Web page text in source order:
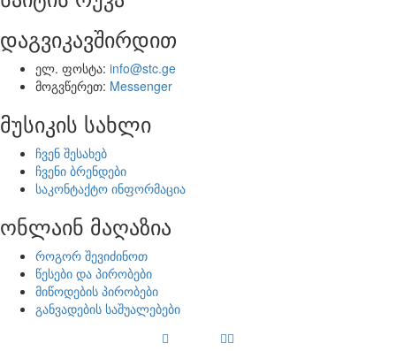
დაგვიკავშირდით
ელ. ფოსტა: info@stc.ge
მოგვწერეთ: Messenger
მუსიკის სახლი
ჩვენ შესახებ
ჩვენი ბრენდები
საკონტაქტო ინფორმაცია
ონლაინ მაღაზია
როგორ შევიძინოთ
წესები და პირობები
მიწოდების პირობები
განვადების საშუალებები